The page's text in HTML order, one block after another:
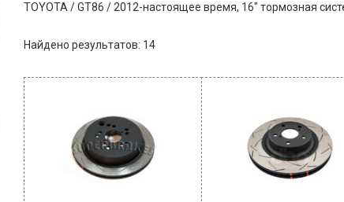
TOYOTA /GT86 / 2012-настоящее время, 16" тормозная
Найдено результатов: 14